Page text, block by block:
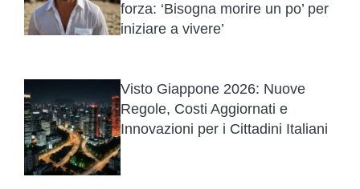
forza: ‘Bisogna morire un po’ per
iniziare a vivere’
Visto Giappone 2026: Nuove
Regole, Costi Aggiornati e
Innovazioni per i Cittadini Italiani